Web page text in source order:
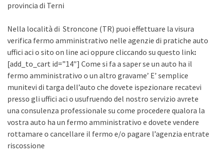
provincia di Terni
Nella località di Stroncone (TR) puoi effettuare la visura
verifica fermo amministrativo nelle agenzie di pratiche auto
uffici aci o sito on line aci oppure cliccando su questo link:
[add_to_cart id=”14″] Come si fa a saper se un auto ha il
fermo amministrativo o un altro gravame’ E’ semplice
munitevi di targa dell’auto che dovete ispezionare recatevi
presso gli uffici aci o usufruendo del nostro servizio avrete
una consulenza professionale su come procedere qualora la
vostra auto ha un fermo amministrativo e dovete vendere
rottamare o cancellare il fermo e/o pagare l’agenzia entrate
riscossione